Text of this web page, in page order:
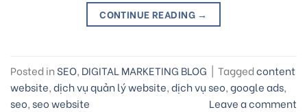
CONTINUE READING →
Posted in SEO, DIGITAL MARKETING BLOG | Taggedcontent
website,dịch vụ quản lý website,dịch vụ seo,google ads,
seo,seo website Leave a comment